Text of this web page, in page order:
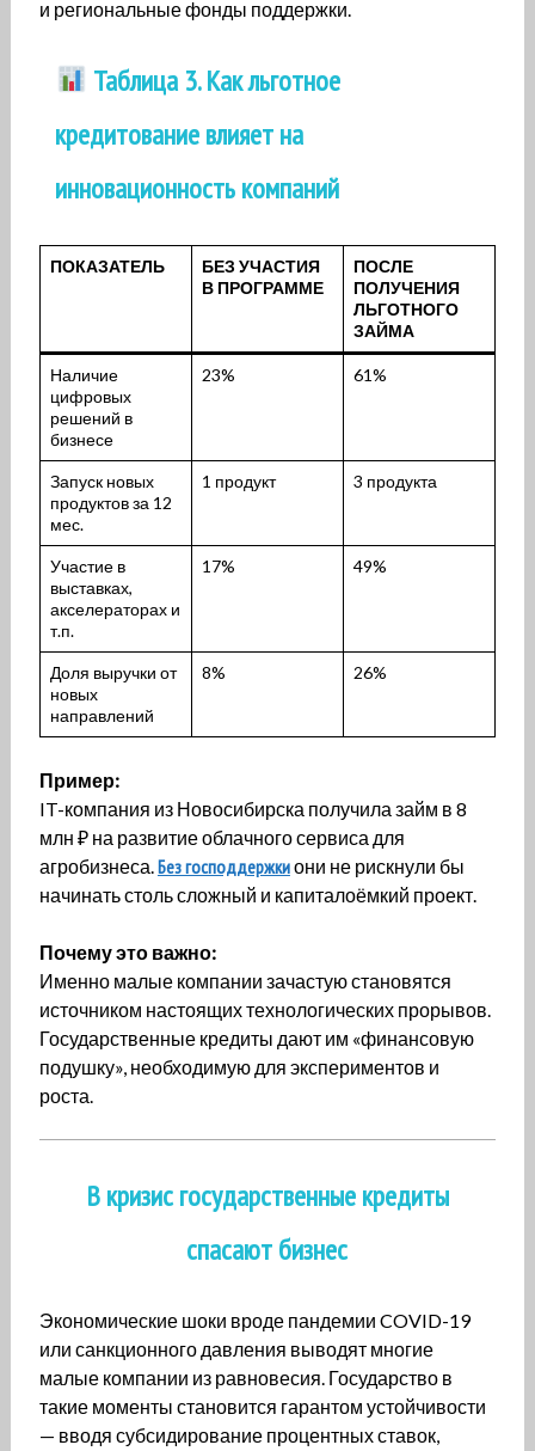
и региональные фонды поддержки.
Таблица 3. Как льготное
кредитование влияет на
инновационность компаний
ПОКАЗАТЕЛЬ
БЕЗ УЧАСТИЯ
В ПРОГРАММЕ
ПОСЛЕ
ПОЛУЧЕНИЯ
ЛЬГОТНОГО
ЗАЙМА
Наличие
цифровых
решений в
бизнесе
23% 61%
Запуск новых
продуктов за 12
мес.
1 продукт 3 продукта
Участие в
выставках,
акселераторах и
т.п.
17% 49%
Доля выручки от
новых
направлений
8% 26%
Пример:
IT-компания из Новосибирска получила займ в 8
млн ₽ на развитие облачного сервиса для
агробизнеса.Без господдержкиони не рискнули бы
начинать столь сложный и капиталоёмкий проект.
Почему это важно:
Именно малые компании зачастую становятся
источником настоящих технологических прорывов.
Государственные кредиты дают им «финансовую
подушку», необходимую для экспериментов и
роста.
В кризис государственные кредиты
спасают бизнес
Экономические шоки вроде пандемии COVID-19
или санкционного давления выводят многие
малые компании из равновесия. Государство в
такие моменты становится гарантом устойчивости
— вводя субсидирование процентных ставок,